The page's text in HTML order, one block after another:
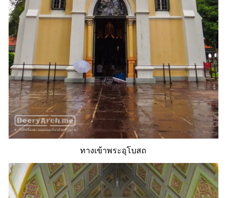
ทางเข้าพระอุโบสถ